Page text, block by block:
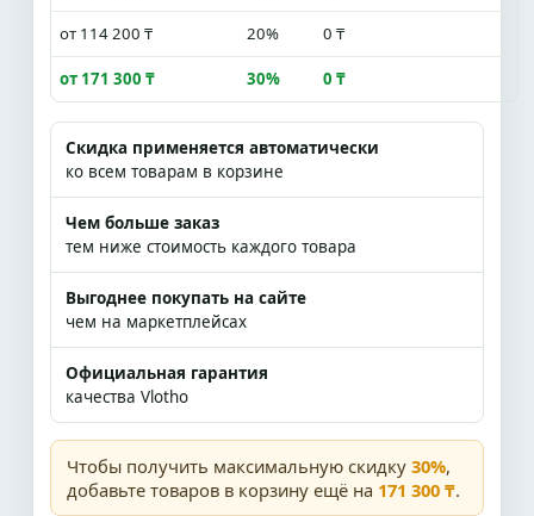
от 114 200 ₸ 20% 0 ₸
от 171 300 ₸ 30% 0 ₸
Скидка применяется автоматически
ко всем товарам в корзине
Чем больше заказ
тем ниже стоимость каждого товара
Выгоднее покупать на сайте
чем на маркетплейсах
Официальная гарантия
качества Vlotho
Чтобы получить максимальную скидку 30%,
добавьте товаров в корзину ещё на 171 300 ₸.